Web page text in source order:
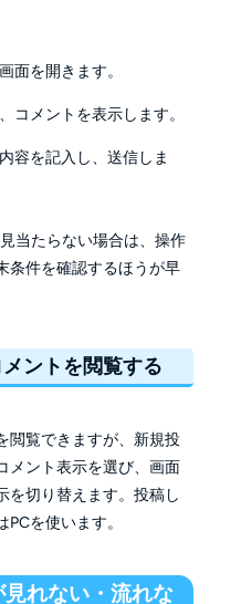
面を開きます。
コメントを表示します。
容を記入し、送信しま
当たらない場合は、操作
条件を確認するほうが早
ントを閲覧する
閲覧できますが、新規投
メント表示を選び、画面
を切り替えます。投稿し
を使います。
れない・流れな